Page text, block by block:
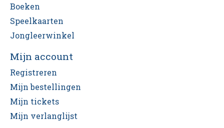
Boeken
Speelkaarten
Jongleerwinkel
Mijn account
Registreren
Mijn bestellingen
Mijn tickets
Mijn verlanglijst